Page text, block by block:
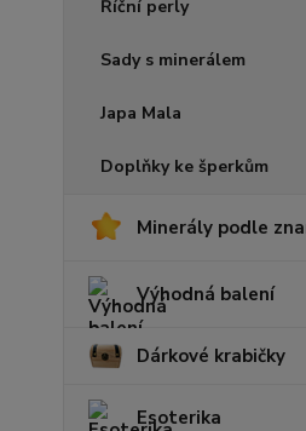
Říční perly
Sady s minerálem
Japa Mala
Doplňky ke šperkům
Minerály podle
Výhodná balení
Dárkové krabičky
Esoterika